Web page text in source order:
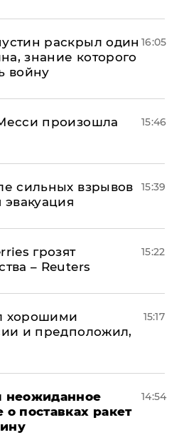
раскрыл один
знание которого
войну
16:05
произошла
15:46
сильных взрывов
эвакуация
15:39
грозят
– Reuters
15:22
хорошими
и предположил,
15:17
неожиданное
поставках ракет
14:54